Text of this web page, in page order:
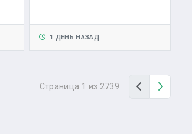
1 ДЕНЬ НАЗАД
Страница 1 из 2739 НазадВперед